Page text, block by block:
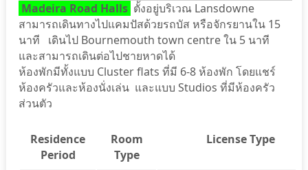
Madeira Road Halls ตั้งอยู่บริเวณ Lansdowne
สามารถเดินทางไปแคมปัสด้วยรถบัส หรือจักรยานใน 15
นาที เดินไป Bournemouth town centre ใน 5 นาที
และสามารถเดินต่อไปชายหาดได้
ห้องพักมีทั้งแบบ Cluster flats ที่มี 6-8 ห้องพัก โดยแชร์
ห้องครัวและห้องนั่งเล่น และแบบ Studios ที่มีห้องครัว
ส่วนตัว
Residence
Period
Room
Type
License Type